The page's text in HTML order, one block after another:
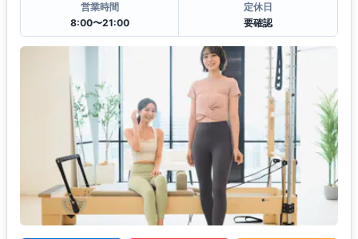
営業時間
8:00〜21:00
定休日
要確認